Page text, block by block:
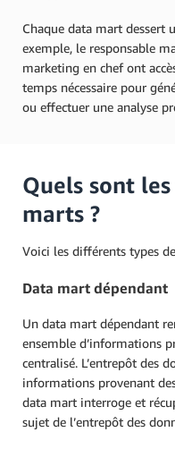
Chaque data mart dessert
exemple, le responsable
marketing en chef ont
temps nécessaire pour
ou effectuer une analyse
Quels sont
marts ?
Voici les différents types
Data mart dépendant
Un data mart dépendant
ensemble d’informations
centralisé. L’entrepôt des
informations provenant
data mart interroge et
sujet de l’entrepôt des